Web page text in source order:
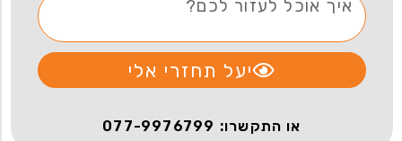
יעל תחזרי אלי
או התקשרו: 077-9976799